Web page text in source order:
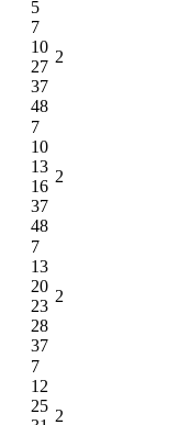
5
7
10
27
37
48
2
7
10
13
16
37
48
2
7
13
20
23
28
37
2
7
12
25
2